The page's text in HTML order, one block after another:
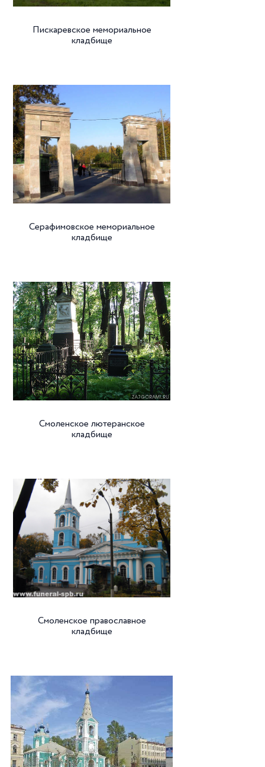
Пискаревское мемориальное
кладбище
Серафимовское мемориальное
кладбище
Смоленское лютеранское
кладбище
Смоленское православное
кладбище